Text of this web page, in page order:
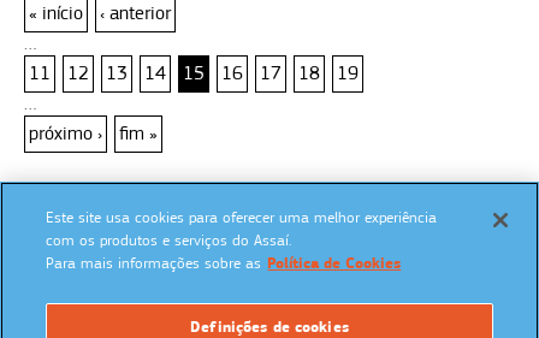
« início
‹ anterior
11
12 13 14 15 16 17 18
19
próximo ›
fim »
SIGA NAS REDES SOCIAIS:
Este site usa cookies para oferecer uma melhor experiência
com os produtos e serviços do Assaí.
Para mais informações sobre as Política de Cookies
Definições de cookies